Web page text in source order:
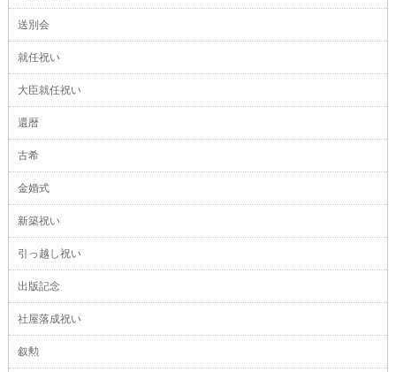
送別会
就任祝い
大臣就任祝い
還暦
古希
金婚式
新築祝い
引っ越し祝い
出版記念
社屋落成祝い
叙勲